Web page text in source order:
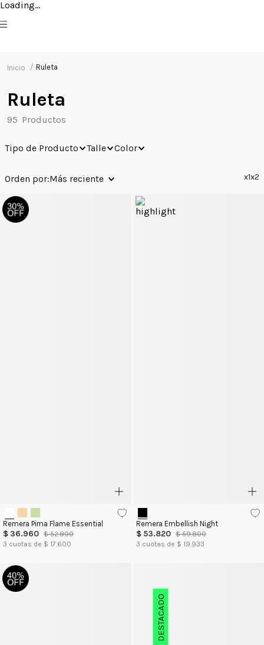
Loading...
Ruleta
Ruleta
95
Tipo de Producto Talle Color
Más reciente x1x2
Remera Pima Flame Essential
$ 36.960 $ 52.800
3 cuotas de $ 17.600
Remera Embellish Night
$ 53.820 $ 59.800
3 cuotas de $ 19.933
DESTACADO